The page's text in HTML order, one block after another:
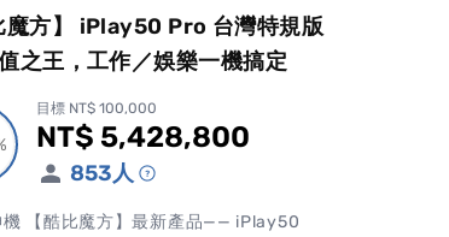
魔方】 iPlay50 Pro 台灣特規版
值之王，工作／娛樂一機搞定
目標 NT$ 100,000
累計集資金額
NT$ 5,428,800
853人
機 【酷比魔方】最新產品—— iPlay50